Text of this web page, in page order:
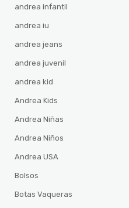
andrea infantil
andrea iu
andrea jeans
andrea juvenil
andrea kid
Andrea Kids
Andrea Niñas
Andrea Niños
Andrea USA
Bolsos
Botas Vaqueras